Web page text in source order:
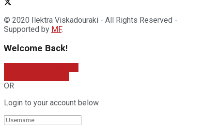
© 2020 Ilektra Viskadouraki - All Rights Reserved -
Supported by MF.
Welcome Back!
OR
Login to your account below